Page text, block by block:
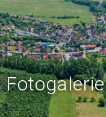
Fotogalerie